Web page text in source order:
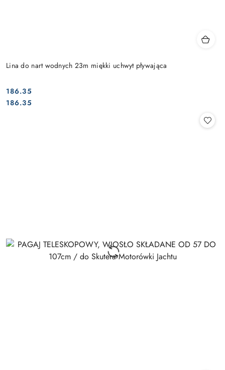
Lina do nart wodnych 23m miękki uchwyt pływająca
Cena:
186.35
Cena:
186.35